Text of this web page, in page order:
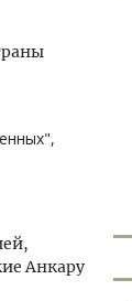
Анкару